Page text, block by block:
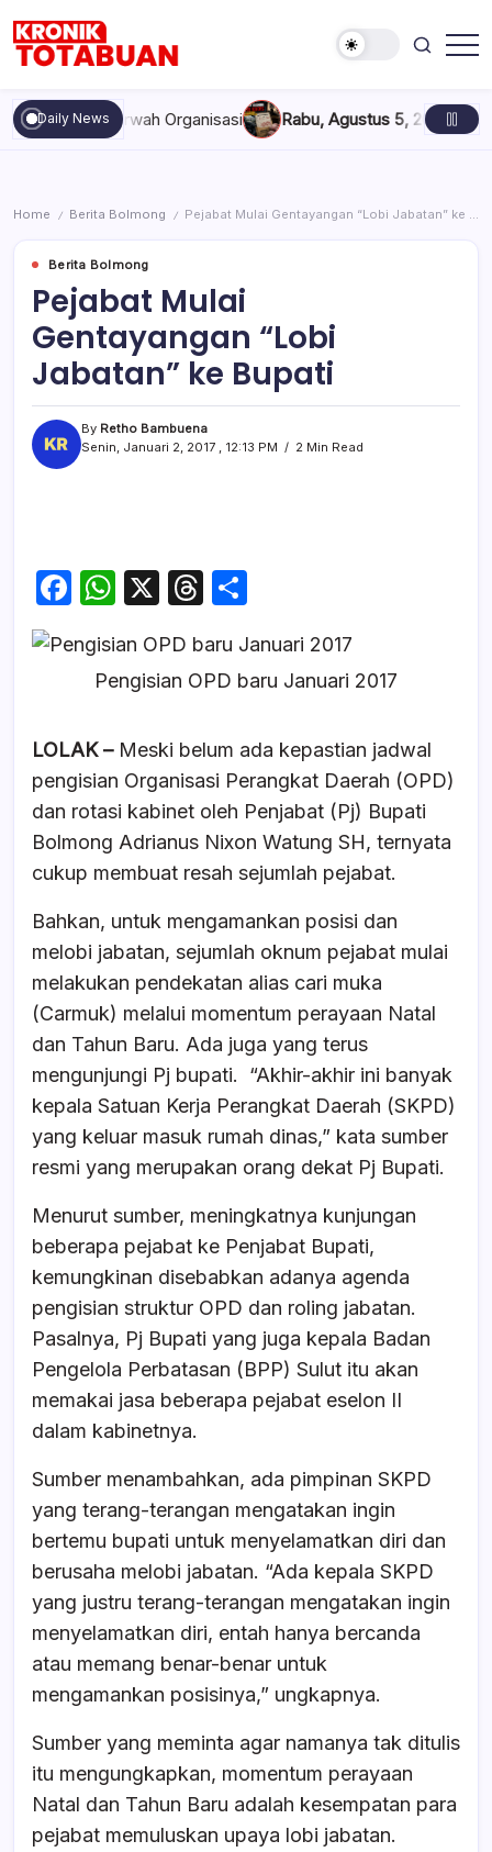
content
Totabuan
hari
ini
Kronik
Daily News
Marwah Organisasi Rabu, Agustus 5, 2026 , 11:44 AM
Home / Berita Bolmong / Pejabat Mulai Gentayangan “Lobi Jabatan” ke Bupati
Berita Bolmong
Pejabat Mulai
Gentayangan “Lobi
Jabatan” ke Bupati
By Retho Bambuena
Senin, Januari 2, 2017 , 12:13 PM
2 Min Read
F
c
o
o
k
W
at
s
p
p
X
T
e
a
s
ar
e
Pengisian OPD baru Januari 2017
LOLAK –Meski belum ada kepastian jadwal
pengisian Organisasi Perangkat Daerah (OPD)
dan rotasi kabinet oleh Penjabat (Pj) Bupati
Bolmong Adrianus Nixon Watung SH, ternyata
cukup membuat resah sejumlah pejabat.
Bahkan, untuk mengamankan posisi dan
melobi jabatan, sejumlah oknum pejabat mulai
melakukan pendekatan alias cari muka
(Carmuk) melalui momentum perayaan Natal
dan Tahun Baru. Ada juga yang terus
mengunjungi Pj bupati. “Akhir-akhir ini banyak
kepala Satuan Kerja Perangkat Daerah (SKPD)
yang keluar masuk rumah dinas,” kata sumber
resmi yang merupakan orang dekat Pj Bupati.
Menurut sumber, meningkatnya kunjungan
beberapa pejabat ke Penjabat Bupati,
kemungkinan disebabkan adanya agenda
pengisian struktur OPD dan roling jabatan.
Pasalnya, Pj Bupati yang juga kepala Badan
Pengelola Perbatasan (BPP) Sulut itu akan
memakai jasa beberapa pejabat eselon II
dalam kabinetnya.
Sumber menambahkan, ada pimpinan SKPD
yang terang-terangan mengatakan ingin
bertemu bupati untuk menyelamatkan diri dan
berusaha melobi jabatan. “Ada kepala SKPD
yang justru terang-terangan mengatakan ingin
menyelamatkan diri, entah hanya bercanda
atau memang benar-benar untuk
mengamankan posisinya,” ungkapnya.
Sumber yang meminta agar namanya tak ditulis
itu mengungkapkan, momentum perayaan
Natal dan Tahun Baru adalah kesempatan para
pejabat memuluskan upaya lobi jabatan.